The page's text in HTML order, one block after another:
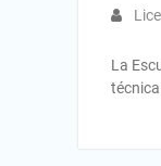
La